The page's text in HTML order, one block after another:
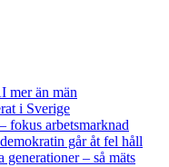
mer än män
i Sverige
fokus arbetsmarknad
går åt fel håll
generationer – så mäts